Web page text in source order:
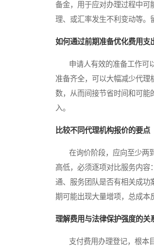
备金，用于应对办理过程中可
理、或汇率发生不利变动等。
如何通过前期准备优化费用支
申请人有效的准备工作可以
准备齐全，可以大幅减少代
数，从而间接节省时间和可能
入。
比较不同代理机构报价的要点
在询价阶段，应向至少两到
高低，必须逐项对比服务内容
通、服务团队是否有相关成功
期可能出现大量增项，总成本
理解费用与法律保护强度的关
支付费用办理登记，根本目